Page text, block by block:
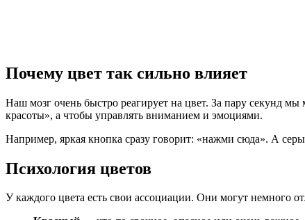
Почему цвет так сильно влияет
Наш мозг очень быстро реагирует на цвет. За пару секунд
красоты», а чтобы управлять вниманием и эмоциями.
Например, яркая кнопка сразу говорит: «нажми сюда». А
Психология цветов
У каждого цвета есть свои ассоциации. Они могут немного